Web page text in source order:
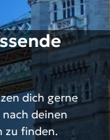
dich gerne
deinen
zu finden.